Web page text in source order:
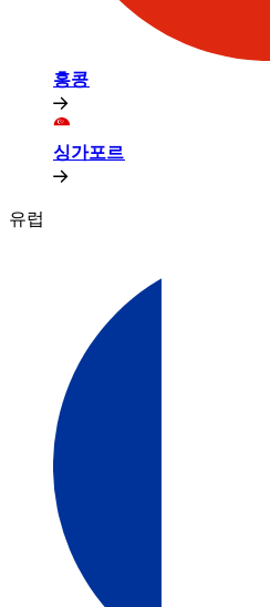
홍콩​​
싱가포르​​
유럽​​